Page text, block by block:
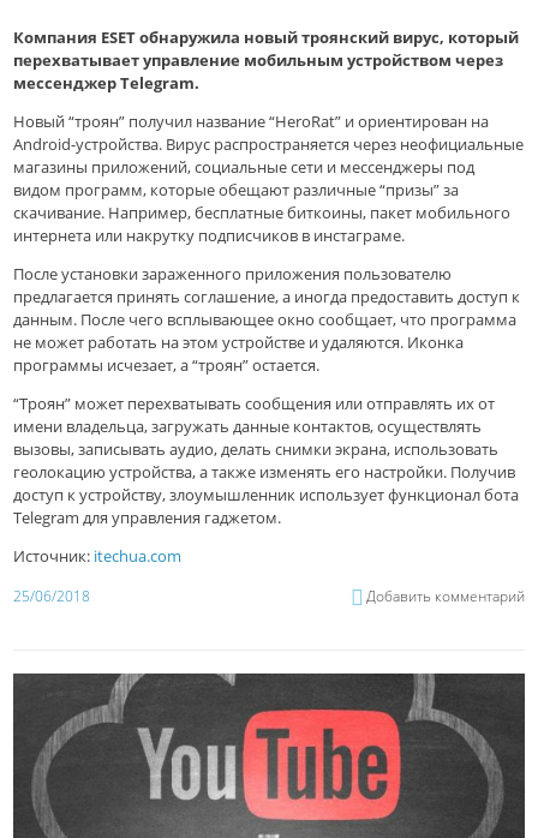
Компания ESET обнаружила новый троянский вирус, который
перехватывает управление мобильным устройством через
мессенджер Telegram.
Новый “троян” получил название “HeroRat” и ориентирован на
Android-устройства. Вирус распространяется через неофициальные
магазины приложений, социальные сети и мессенджеры под
видом программ, которые обещают различные “призы” за
скачивание. Например, бесплатные биткоины, пакет мобильного
интернета или накрутку подписчиков в инстаграме.
После установки зараженного приложения пользователю
предлагается принять соглашение, а иногда предоставить доступ к
данным. После чего всплывающее окно сообщает, что программа
не может работать на этом устройстве и удаляются. Иконка
программы исчезает, а “троян” остается.
“Троян” может перехватывать сообщения или отправлять их от
имени владельца, загружать данные контактов, осуществлять
вызовы, записывать аудио, делать снимки экрана, использовать
геолокацию устройства, а также изменять его настройки. Получив
доступ к устройству, злоумышленник использует функционал бота
Telegram для управления гаджетом.
Источник: itechua.com
25/06/2018 Добавить комментарий